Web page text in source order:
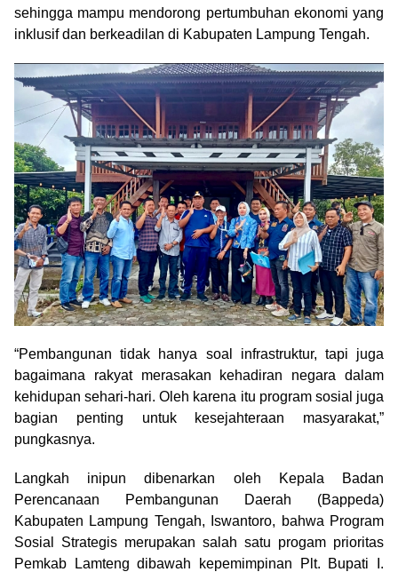
sehingga mampu mendorong pertumbuhan ekonomi yang
inklusif dan berkeadilan di Kabupaten Lampung Tengah.
“Pembangunan tidak hanya soal infrastruktur, tapi juga
bagaimana rakyat merasakan kehadiran negara dalam
kehidupan sehari-hari. Oleh karena itu program sosial juga
bagian penting untuk kesejahteraan masyarakat,”
pungkasnya.
Langkah inipun dibenarkan oleh Kepala Badan
Perencanaan Pembangunan Daerah (Bappeda)
Kabupaten Lampung Tengah, Iswantoro, bahwa Program
Sosial Strategis merupakan salah satu progam prioritas
Pemkab Lamteng dibawah kepemimpinan Plt. Bupati I.